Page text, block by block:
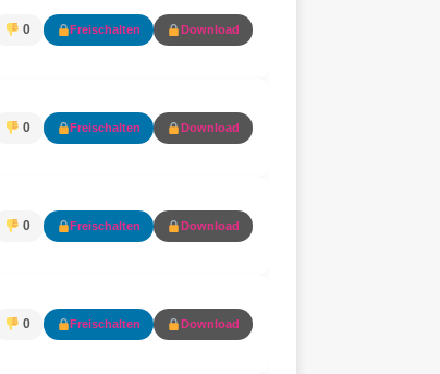
0 Freischalten Download
0 Freischalten Download
0 Freischalten Download
0 Freischalten Download